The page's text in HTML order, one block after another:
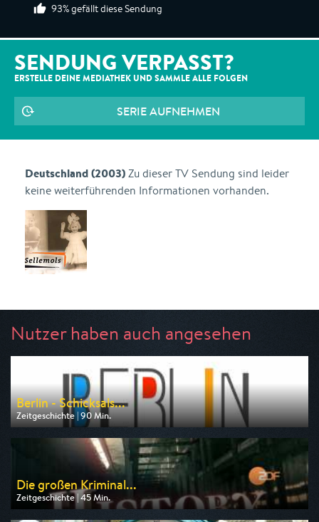
93% gefällt diese Sendung
SENDUNG VERPASST?
ERSTELLE DEINE MEDIATHEK UND SAMMLE ALLE FOLGEN
SERIE AUFNEHMEN
Deutschland (2003)Zu dieser TV Sendung sind leider
keine weiterführenden Informationen vorhanden.
Nutzer haben auch angesehen
Berlin - Schicksals...
Zeitgeschichte | 90 Min.
Ausgestrahlt von rbb
am 11.08.2026, 20:15
Die großen Kriminal...
Zeitgeschichte | 45 Min.
Ausgestrahlt von ZDF info